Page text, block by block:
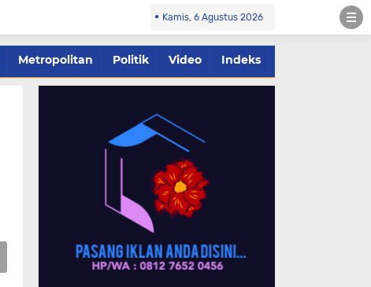
Kamis, 6 Agustus 2026
Metropolitan Politik Video Indeks